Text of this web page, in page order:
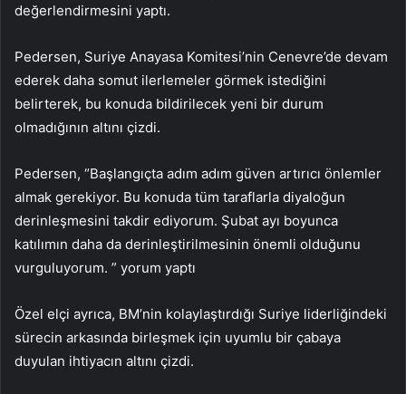
değerlendirmesini yaptı.
Pedersen, Suriye Anayasa Komitesi’nin Cenevre’de devam
ederek daha somut ilerlemeler görmek istediğini
belirterek, bu konuda bildirilecek yeni bir durum
olmadığının altını çizdi.
Pedersen, “Başlangıçta adım adım güven artırıcı önlemler
almak gerekiyor. Bu konuda tüm taraflarla diyaloğun
derinleşmesini takdir ediyorum. Şubat ayı boyunca
katılımın daha da derinleştirilmesinin önemli olduğunu
vurguluyorum. ” yorum yaptı
Özel elçi ayrıca, BM’nin kolaylaştırdığı Suriye liderliğindeki
sürecin arkasında birleşmek için uyumlu bir çabaya
duyulan ihtiyacın altını çizdi.